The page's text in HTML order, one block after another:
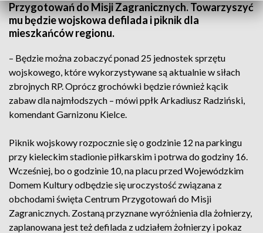
Przygotowań do Misji Zagranicznych. Towarzyszyć
mu będzie wojskowa defilada i piknik dla
mieszkańców regionu.
– Będzie można zobaczyć ponad 25 jednostek sprzętu
wojskowego, które wykorzystywane są aktualnie w siłach
zbrojnych RP. Oprócz grochówki będzie również kącik
zabaw dla najmłodszych – mówi ppłk Arkadiusz Radziński,
komendant Garnizonu Kielce.
Piknik wojskowy rozpocznie się o godzinie 12 na parkingu
przy kieleckim stadionie piłkarskim i potrwa do godziny 16.
Wcześniej, bo o godzinie 10, na placu przed Wojewódzkim
Domem Kultury odbędzie się uroczystość związana z
obchodami święta Centrum Przygotowań do Misji
Zagranicznych. Zostaną przyznane wyróżnienia dla żołnierzy,
zaplanowana jest też defilada z udziałem żołnierzy i pokaz